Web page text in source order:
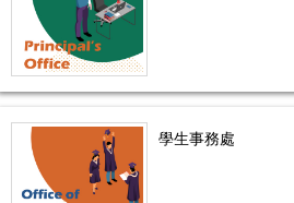
學生事務處